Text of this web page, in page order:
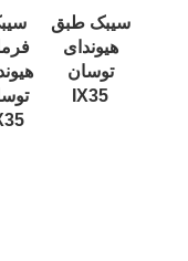
سیبک طبق
هیوندای
توسان
IX35